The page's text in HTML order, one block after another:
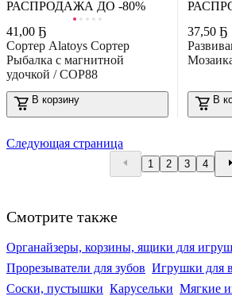
РАСПРОДАЖА ДО -80%
41 ,00 Ҕ
Сортер Alatoys Сортер
Рыбалка с магнитной
удочкой / СОР88
В корзину
37,50 Ҕ
В
Следующая страница
1 2 3 4
Смотрите также
Органайзеры, корзины, ящики для
Прорезыватели для зубов Игрушки для
Соски, пустышки Карусельки Мягкие